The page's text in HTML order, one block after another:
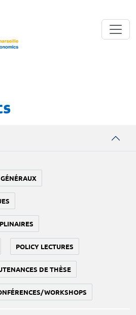
POLICY LECTURES
DE THÈSE
WORKSHOPS